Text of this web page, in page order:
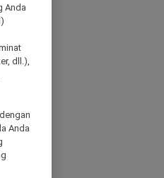
Anda
dll.),
Anda